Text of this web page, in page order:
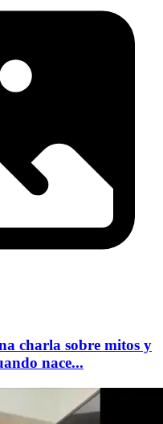
charla sobre mitos y
nace...